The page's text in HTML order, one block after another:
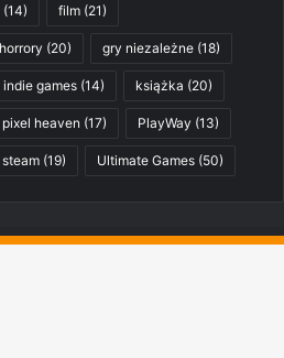
(14) film (21)
(20) gry niezależne (18)
indie games (14) książka (20)
pixel heaven (17) PlayWay (13)
steam (19) Ultimate Games (50)